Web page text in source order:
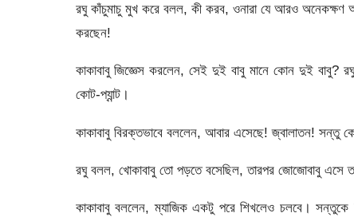
রঘু কাঁচুমাচু মুখ করে বলল, কী করব, ওনারা যে আরও অনেকক্ষণ
করছেন!
কাকাবাবু জিজ্ঞেস করলেন, সেই দুই বাবু মানে কোন দুই বাবু?
কোট-প্যান্ট।
কাকাবাবু বিরক্তভাবে বললেন, আবার এসেছে! জ্বালাতন! সন্তু
রঘু বলল, খোকাবাবু তো পড়তে বসেছিল, তারপর জোজোবাবু এসে
কাকাবাবু বললেন, ম্যাজিক একটু পরে শিখলেও চলবে।